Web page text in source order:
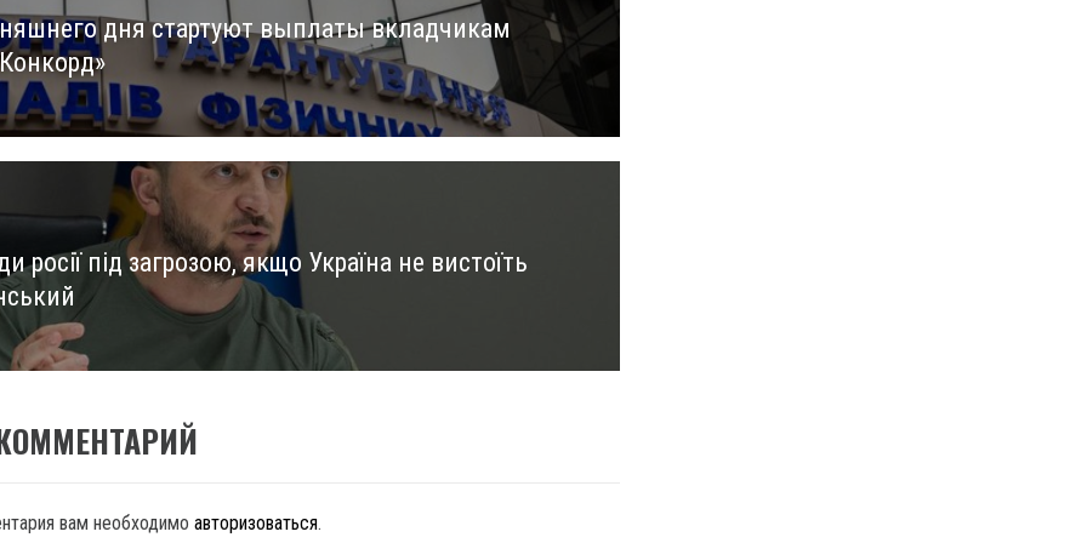
дня стартуют выплаты вкладчикам
росії під загрозою, якщо Україна не вистоїть
вам необходимо авторизоваться.